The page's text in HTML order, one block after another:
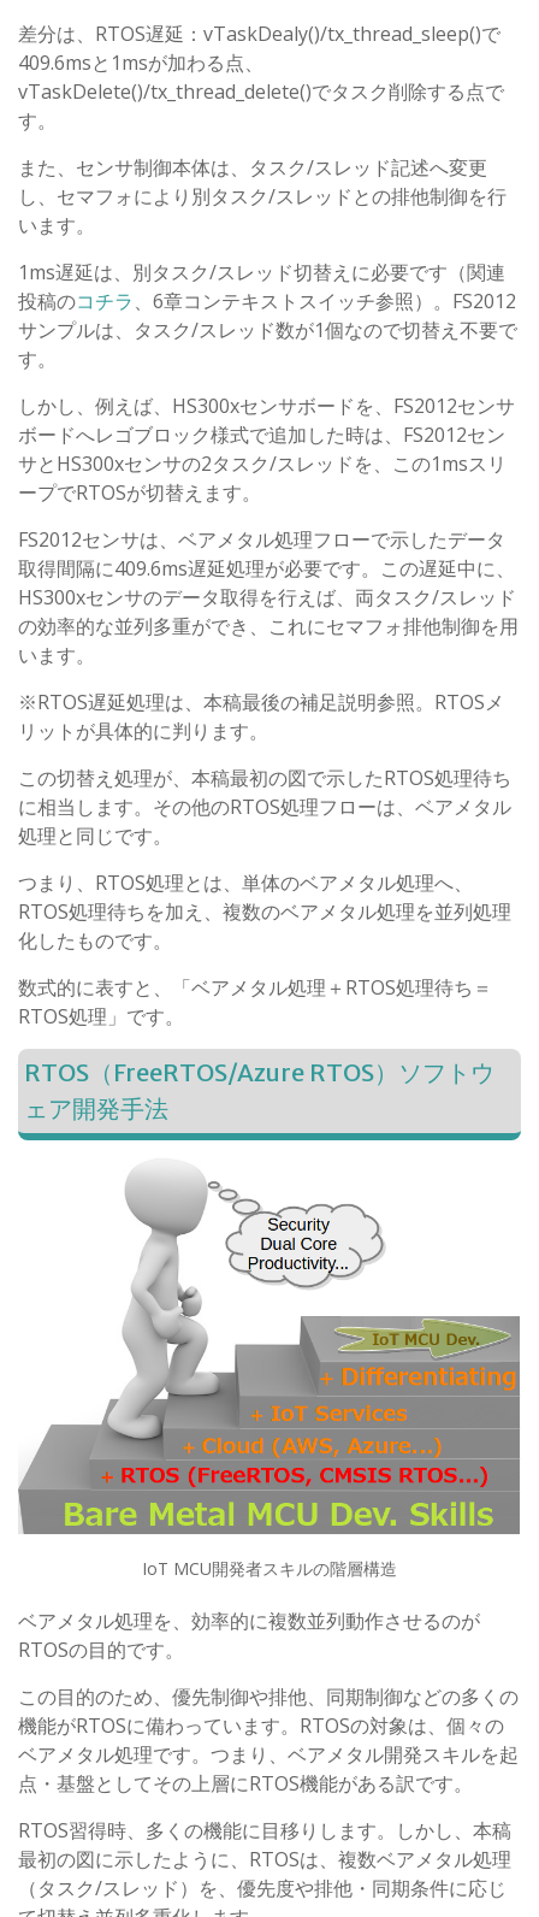
差分は、RTOS遅延：vTaskDealy()/tx_thread_sleep()で
409.6msと1msが加わる点、
vTaskDelete()/tx_thread_delete()でタスク削除する点で
す。
また、センサ制御本体は、タスク/スレッド記述へ変更
し、セマフォにより別タスク/スレッドとの排他制御を行
います。
1ms遅延は、別タスク/スレッド切替えに必要です（関連
投稿のコチラ、6章コンテキストスイッチ参照）。FS2012
サンプルは、タスク/スレッド数が1個なので切替え不要で
す。
しかし、例えば、HS300xセンサボードを、FS2012センサ
ボードへレゴブロック様式で追加した時は、FS2012セン
サとHS300xセンサの2タスク/スレッドを、この1msスリ
ープでRTOSが切替えます。
FS2012センサは、ベアメタル処理フローで示したデータ
取得間隔に409.6ms遅延処理が必要です。この遅延中に、
HS300xセンサのデータ取得を行えば、両タスク/スレッド
の効率的な並列多重ができ、これにセマフォ排他制御を用
います。
※RTOS遅延処理は、本稿最後の補足説明参照。RTOSメ
リットが具体的に判ります。
この切替え処理が、本稿最初の図で示したRTOS処理待ち
に相当します。その他のRTOS処理フローは、ベアメタル
処理と同じです。
つまり、RTOS処理とは、単体のベアメタル処理へ、
RTOS処理待ちを加え、複数のベアメタル処理を並列処理
化したものです。
数式的に表すと、「ベアメタル処理＋RTOS処理待ち＝
RTOS処理」です。
RTOS（FreeRTOS/Azure RTOS）ソフトウ
ェア開発手法
IoT MCU開発者スキルの階層構造
ベアメタル処理を、効率的に複数並列動作させるのが
RTOSの目的です。
この目的のため、優先制御や排他、同期制御などの多くの
機能がRTOSに備わっています。RTOSの対象は、個々の
ベアメタル処理です。つまり、ベアメタル開発スキルを起
点・基盤としてその上層にRTOS機能がある訳です。
RTOS習得時、多くの機能に目移りします。しかし、本稿
最初の図に示したように、RTOSは、複数ベアメタル処理
（タスク/スレッド）を、優先度や排他・同期条件に応じ